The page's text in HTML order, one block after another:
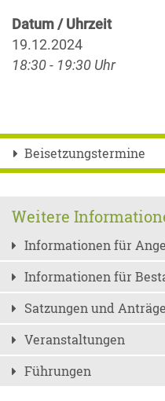
Datum / Uhrzeit
19.12.2024
18:30 - 19:30 Uhr
Beisetzungstermine
Weitere
Informationen für
Informationen für
Satzungen und Anträge
Veranstaltungen
Führungen